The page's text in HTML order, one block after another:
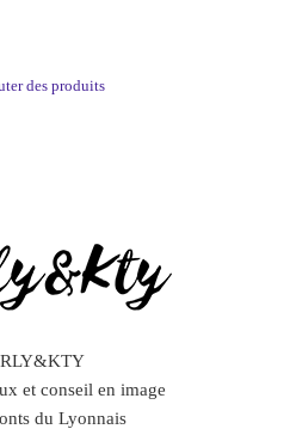
des produits
et conseil en image
du Lyonnais